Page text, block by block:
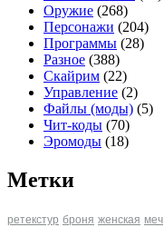
Оружие (268)
Персонажи (204)
Программы (28)
Разное (388)
Скайрим (22)
Управление (2)
Файлы (моды) (5)
Чит-коды (70)
Эромоды (18)
Метки
ретекстур броня женская меч